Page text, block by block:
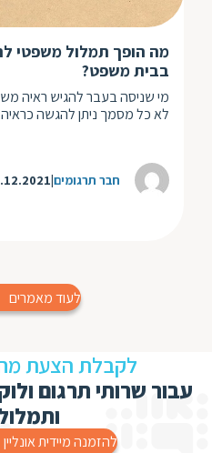
מה הופך תמלול משפטי
בבית משפט?
מי שניסה בעבר להגיש ראיה
לא כל מסמך ניתן להגשה
חבר תרגומים
לעוד מאמרים
לקבלת הצעת
עבור שרותי תרגום
להזמנה מיידית אונליין